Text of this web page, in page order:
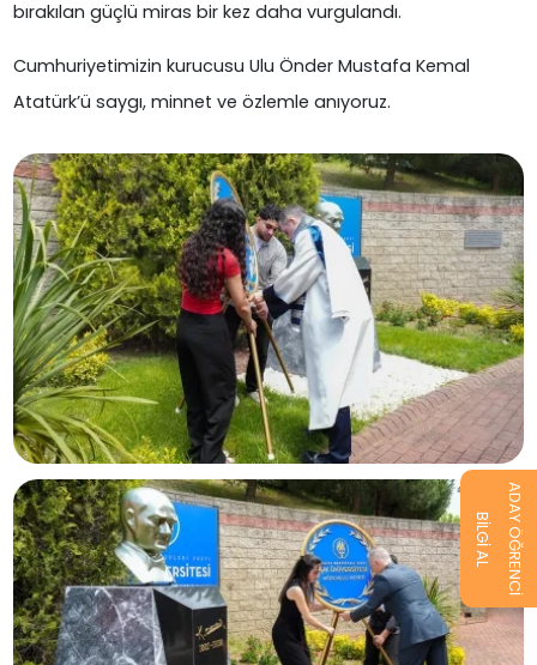
bırakılan güçlü miras bir kez daha vurgulandı.
Cumhuriyetimizin kurucusu Ulu Önder Mustafa Kemal
Atatürk’ü saygı, minnet ve özlemle anıyoruz.
BİLGİ AL ADAY ÖĞRENCİ